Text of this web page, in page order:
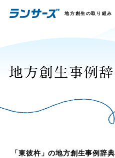
地方創生の取り組み
「東彼杵」の地方創生事例辞典